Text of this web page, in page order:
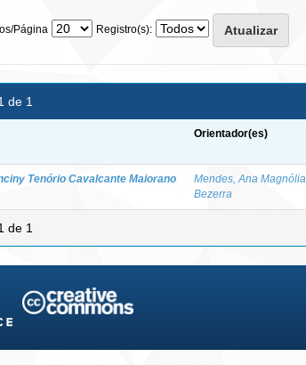
Página Registro(s):
de 1
Orientador(es)
Tenório Cavalcante Maiorano
Mendes, Ana Magnólia
Bezerra
de 1